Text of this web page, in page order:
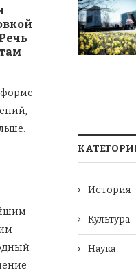
форме
История
Культура
Наука